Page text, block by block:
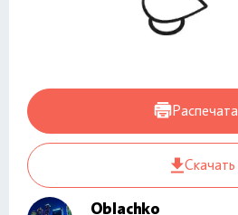
Скачать
Oblachko